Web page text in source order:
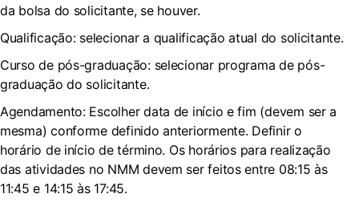
da bolsa do solicitante, se houver.
Qualificação: selecionar a qualificação atual do solicitante.
Curso de pós-graduação: selecionar programa de pós-
graduação do solicitante.
Agendamento: Escolher data de início e fim (devem ser a
mesma) conforme definido anteriormente. Definir o
horário de início de término. Os horários para realização
das atividades no NMM devem ser feitos entre 08:15 às
11:45 e 14:15 às 17:45.